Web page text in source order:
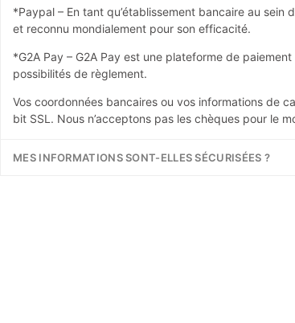
*Paypal – En tant qu’établissement bancaire au sein
et reconnu mondialement pour son efficacité.
*G2A Pay – G2A Pay est une plateforme de
possibilités de règlement.
Vos coordonnées bancaires ou vos informations de
bit SSL. Nous n’acceptons pas les chèques pour le
MES INFORMATIONS SONT-ELLES SÉCURISÉES ?